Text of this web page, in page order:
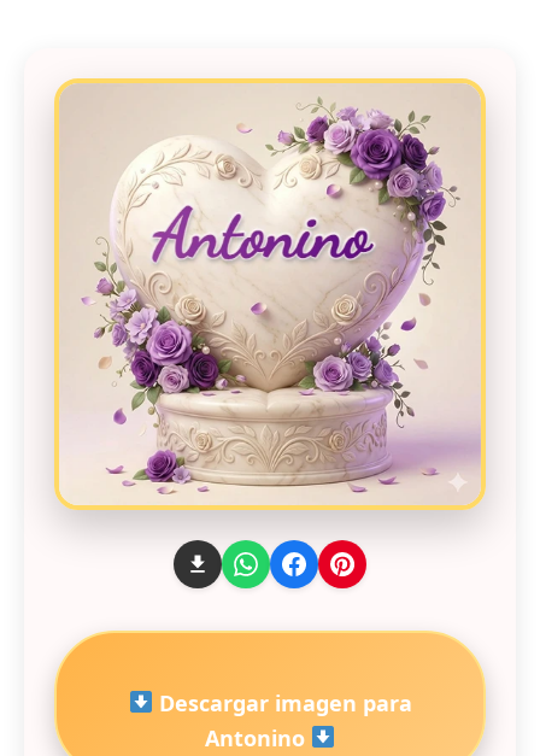
Descargar imagen para
Antonino